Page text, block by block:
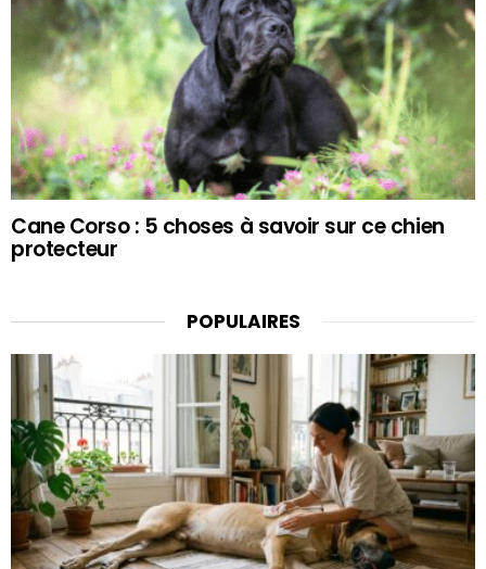
Cane Corso : 5 choses à savoir sur ce chien
protecteur
POPULAIRES